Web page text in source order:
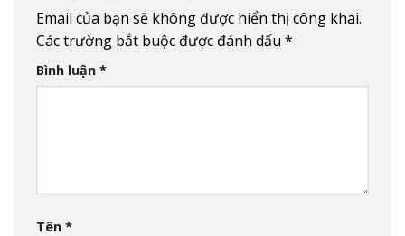
Email của bạn sẽ không được hiển thị công khai.
Các trường bắt buộc được đánh dấu *
Bình luận *
Tên *